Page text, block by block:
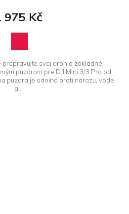
975 Kč
prepravujte svoj dron a základné
puzdrom pre DJI Mini 3/3 Pro od
puzdra je odolná proti nárazu, vode
a...